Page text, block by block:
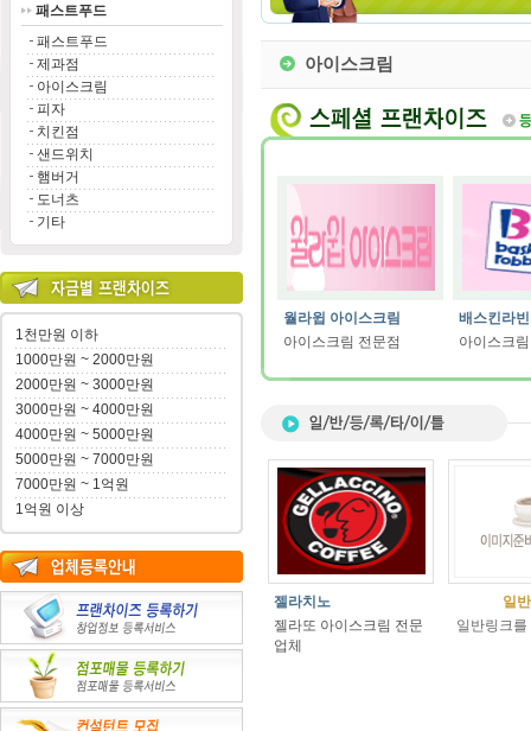
패스트푸드
패스트푸드
제과점
아이스크림
피자
치킨점
샌드위치
햄버거
도너츠
기타
1천만원 이하
1000만원 ~ 2000만원
2000만원 ~ 3000만원
3000만원 ~ 4000만원
4000만원 ~ 5000만원
5000만원 ~ 7000만원
7000만원 ~ 1억원
1억원 이상
아이스크림
월라윕 아이스크림
아이스크림 전문점
배스킨라
아이스크
젤라치노
젤라또 아이스크림 전문
업체
일
일반링크